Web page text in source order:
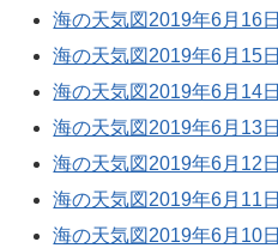
海の天気図2019年6月16日
海の天気図2019年6月15日
海の天気図2019年6月14日
海の天気図2019年6月13日
海の天気図2019年6月12日
海の天気図2019年6月11日
海の天気図2019年6月10日